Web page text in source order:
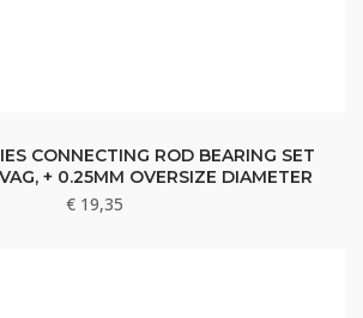
CONNECTING ROD BEARING SET
+ 0.25MM OVERSIZE DIAMETER
€ 19,35